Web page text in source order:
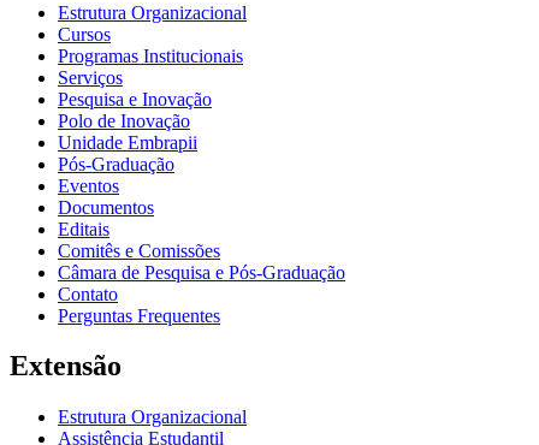
Estrutura Organizacional
Cursos
Programas Institucionais
Serviços
Pesquisa e Inovação
Polo de Inovação
Unidade Embrapii
Pós-Graduação
Eventos
Documentos
Editais
Comitês e Comissões
Câmara de Pesquisa e Pós-Graduação
Contato
Perguntas Frequentes
Extensão
Estrutura Organizacional
Assistência Estudantil